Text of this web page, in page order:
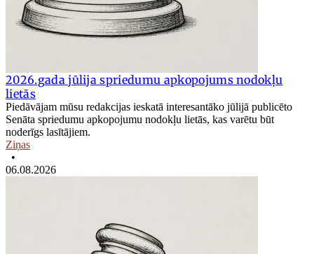
2026.gada jūlija spriedumu apkopojums nodokļu
lietās
Piedāvājam mūsu redakcijas ieskatā interesantāko jūlijā publicēto
Senāta spriedumu apkopojumu nodokļu lietās, kas varētu būt
noderīgs lasītājiem.
Ziņas
•
06.08.2026